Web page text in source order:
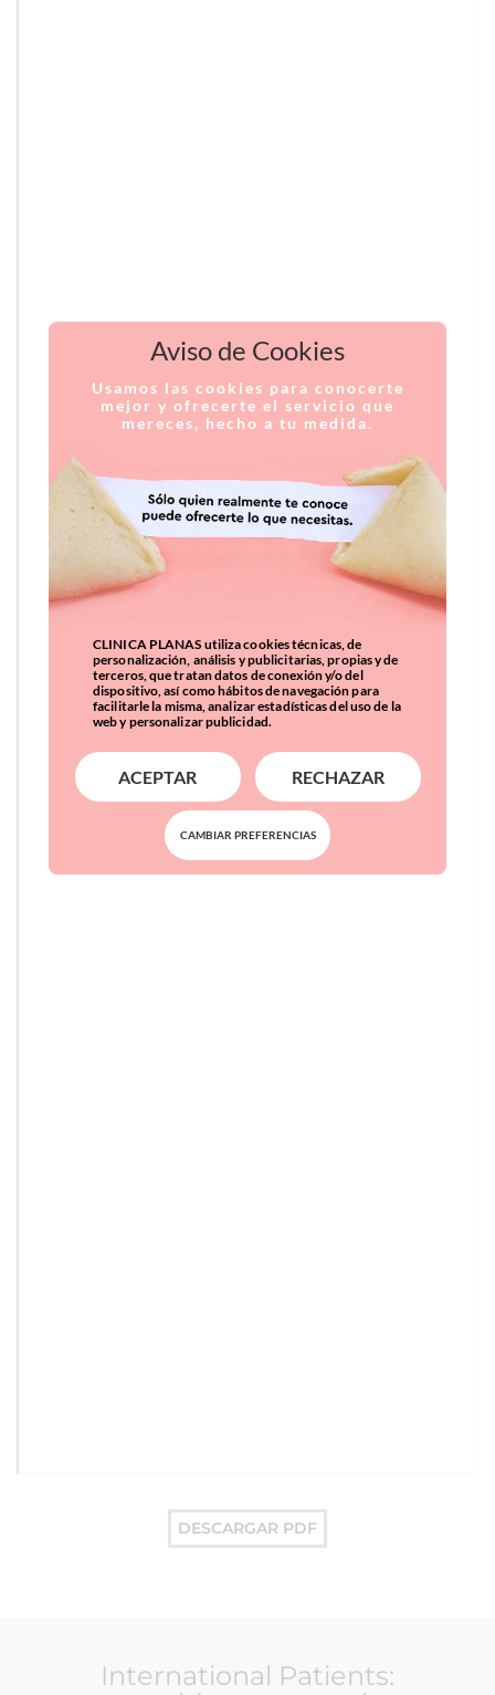
DESCARGAR PDF
International Patients:
Aviso de Cookies
Usamos las cookies para conocerte
mejor y ofrecerte el servicio que
mereces, hecho a tu medida.
CLINICA PLANAS utiliza cookies técnicas, de
personalización, análisis y publicitarias, propias y de
terceros, que tratan datos de conexión y/o del
dispositivo, así como hábitos de navegación para
facilitarle la misma, analizar estadísticas del uso de la
web y personalizar publicidad.
ACEPTAR RECHAZAR
CAMBIAR PREFERENCIAS